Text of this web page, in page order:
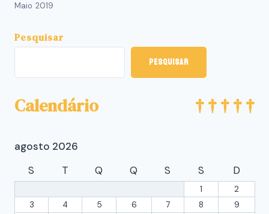
Maio 2019
Pesquisar
Pesquisar
Calendário
agosto 2026
S
T Q Q S S D
1
2
3
4 5 6 7 8
9